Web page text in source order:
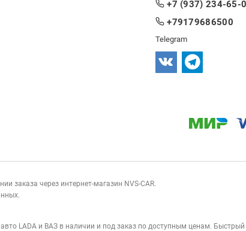
+7 (937) 234-65-
+79179686500
Telegram
заказа через интернет-магазин NVS-CAR.
LADA и ВАЗ в наличии и под заказ по доступным ценам.